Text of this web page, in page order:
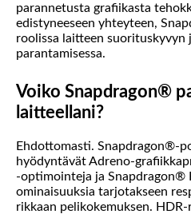
parannetusta grafiikasta
edistyneeseen yhteyteen,
roolissa laitteen suorituskyvyn
parantamisessa.
Voiko Snapdragon®
laitteellani?
Ehdottomasti. Snapdragon®-
hyödyntävät Adreno-
-optimointeja ja Snapdragon®
ominaisuuksia tarjotakseen
rikkaan pelikokemuksen.